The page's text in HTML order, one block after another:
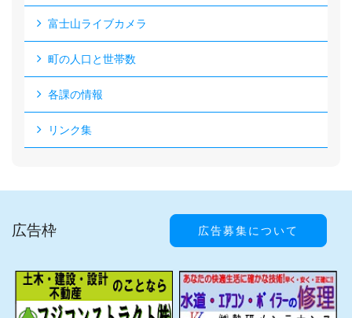
富士山ライブカメラ
町の人口と世帯数
各課の情報
リンク集
広告枠 広告募集について